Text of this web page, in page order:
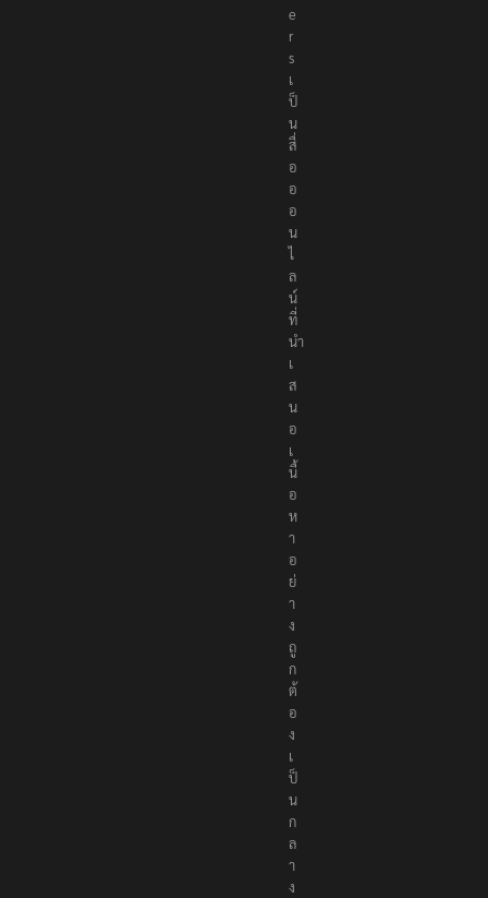
t
e
r
s
เ
ป็
น
สื่
อ
อ
อ
น
ไ
ล
น์
ที่
นำ
เ
ส
น
อ
เ
นื้
อ
ห
า
อ
ย่
า
ง
ถู
ก
ต้
อ
ง
เ
ป็
น
ก
ล
า